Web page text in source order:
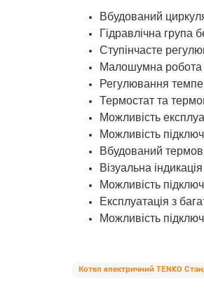
Вбудований
Гідравлічна група
Ступінчасте
Малошумна робота
Регулювання
Термостат та
Можливість
Можливість
Вбудований
Візуальна
Можливість
Експлуатація з
Можливість
Котел електричний TENKO